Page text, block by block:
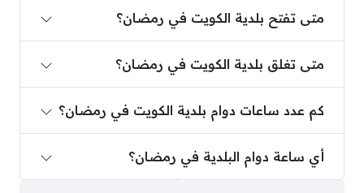
متى تفتح بلدية الكويت في رمضان؟
متى تغلق بلدية الكويت في رمضان؟
كم عدد ساعات دوام بلدية الكويت في رمضان؟
أي ساعة دوام البلدية في رمضان؟